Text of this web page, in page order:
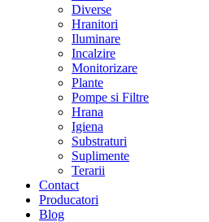
Diverse
Hranitori
Iluminare
Incalzire
Monitorizare
Plante
Pompe si Filtre
Hrana
Igiena
Substraturi
Suplimente
Terarii
Contact
Producatori
Blog